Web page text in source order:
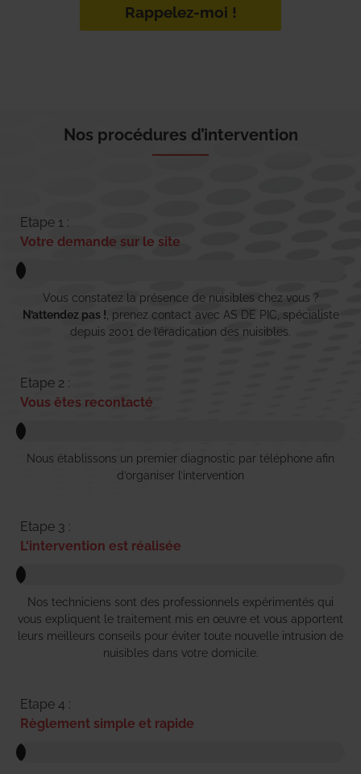
Rappelez-moi !
Nos procédures d’intervention
Etape 1 :
Votre demande sur le site
Vous constatez la présence de nuisibles chez vous ?
N’attendez pas ! , prenez contact avec AS DE PIC, spécialiste
depuis 2001 de l’éradication des nuisibles.
Etape 2 :
Vous êtes recontacté
Nous établissons un premier diagnostic par téléphone afin
d’organiser l’intervention
Etape 3 :
L'intervention est réalisée
Nos techniciens sont des professionnels expérimentés qui
vous expliquent le traitement mis en œuvre et vous apportent
leurs meilleurs conseils pour éviter toute nouvelle intrusion de
nuisibles dans votre domicile.
Etape 4 :
Règlement simple et rapide